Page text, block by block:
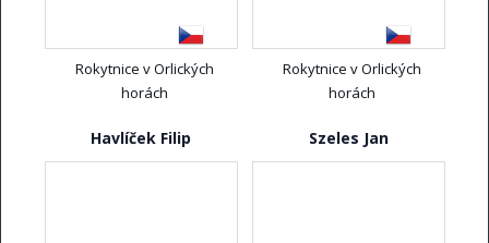
Rokytnice v Orlických
horách
Rokytnice v Orlických
horách
Havlíček Filip Szeles Jan